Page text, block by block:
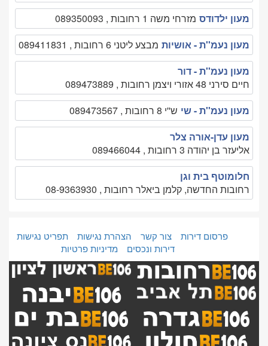
מעון ילדודס מזרחי משה 1 רחובות , 089350093
מעון נעמ''ת - אושיות מבצע ליטני 6 רחובות , 089411831
מעון נעמ''ת - דור
חיים סירני 48 אזורי ויצמן רחובות , 089473889
מעון נעמ''ת - שי ש''י 8 רחובות , 089473567
מעון עדן-אורה צלר
אליעזר בן יהודה 3 רחובות , 089466044
חלומוטף בית וגן
רחובות החדשה, קלמן ביאלר רחובות , 08-9363930
פרסום דירות צור קשר הצהרת נגישות
תפריט נגישות
דירות ונכסים
מדיניות פרטיות